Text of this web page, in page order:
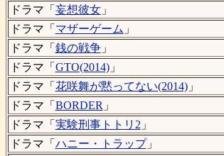
ドラマ「 妄想彼女」
ドラマ「 マザーゲーム 」
ドラマ「 銭の戦争」
ドラマ「 GTO(2014)」
ドラマ「 花咲舞が黙ってない(2014)」
ドラマ「 BORDER 」
ドラマ「 実験刑事トトリ2 」
ドラマ「 ハニー・トラップ」